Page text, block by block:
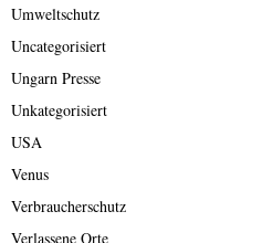
Umweltschutz
Uncategorisiert
Ungarn Presse
Unkategorisiert
USA
Venus
Verbraucherschutz
Verlassene Orte